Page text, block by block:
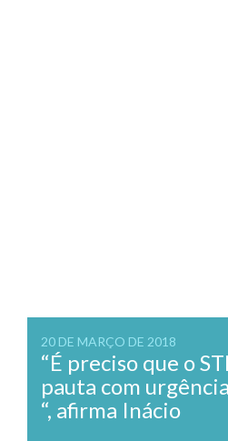
20 DE MARÇO DE 2018
“É preciso que o
pauta com
“, afirma Inácio